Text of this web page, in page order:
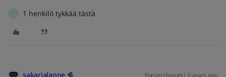
1 henkilö tykkää tästä
sakarialanne Forum|Forum|3 years ago